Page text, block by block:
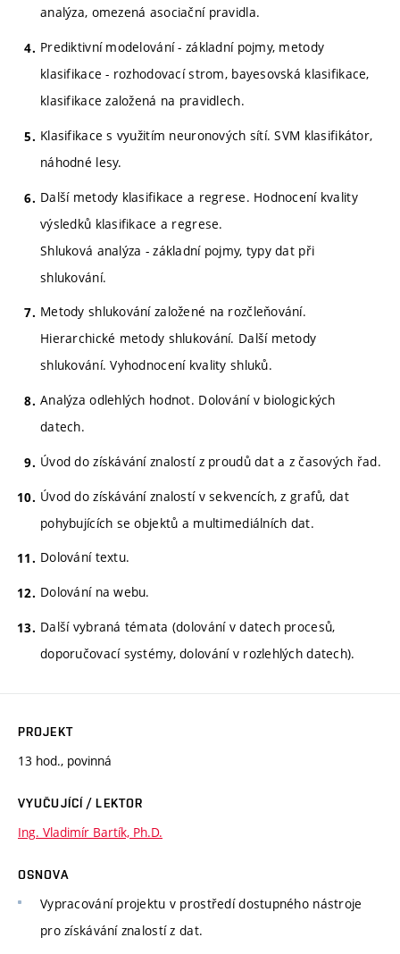
analýza, omezená asociační pravidla.
Prediktivní modelování - základní pojmy, metody
klasifikace - rozhodovací strom, bayesovská klasifikace,
klasifikace založená na pravidlech.
Klasifikace s využitím neuronových sítí. SVM klasifikátor,
náhodné lesy.
Další metody klasifikace a regrese. Hodnocení kvality
výsledků klasifikace a regrese.
Shluková analýza - základní pojmy, typy dat při
shlukování.
Metody shlukování založené na rozčleňování.
Hierarchické metody shlukování. Další metody
shlukování. Vyhodnocení kvality shluků.
Analýza odlehlých hodnot. Dolování v biologických
datech.
Úvod do získávání znalostí z proudů dat a z časových řad.
Úvod do získávání znalostí v sekvencích, z grafů, dat
pohybujících se objektů a multimediálních dat.
Dolování textu.
Dolování na webu.
Další vybraná témata (dolování v datech procesů,
doporučovací systémy, dolování v rozlehlých datech).
PROJEKT
13 hod., povinná
VYUČUJÍCÍ / LEKTOR
Ing. Vladimír Bartík, Ph.D.
OSNOVA
Vypracování projektu v prostředí dostupného nástroje
pro získávání znalostí z dat.